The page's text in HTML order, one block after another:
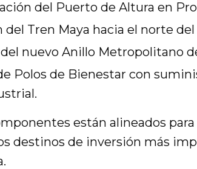
del Puerto de Altura en
del Tren Maya hacia el norte
nuevo Anillo Metropolitano
Polos de Bienestar con
están alineados
destinos de inversión más